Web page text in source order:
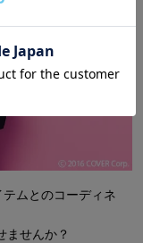
ムとのコーディネ
ませんか？